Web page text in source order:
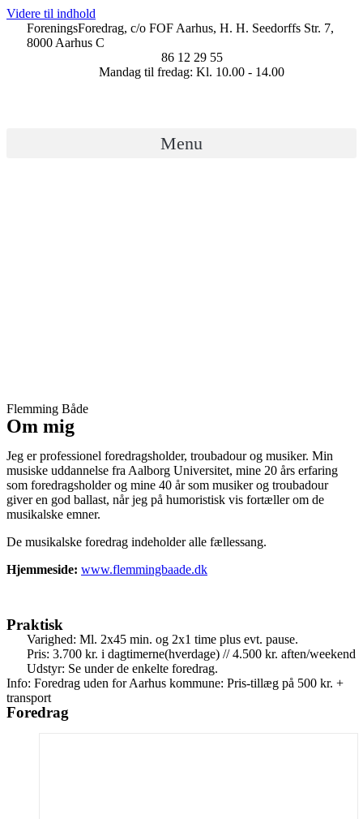
Videre til indhold
ForeningsForedrag, c/o FOF Aarhus, H. H. Seedorffs Str. 7,
8000 Aarhus C
86 12 29 55
Mandag til fredag: Kl. 10.00 - 14.00
Menu
Flemming Både
Om mig
Jeg er professionel foredragsholder, troubadour og musiker. Min
musiske uddannelse fra Aalborg Universitet, mine 20 års erfaring
som foredragsholder og mine 40 år som musiker og troubadour
giver en god ballast, når jeg på humoristisk vis fortæller om de
musikalske emner.
De musikalske foredrag indeholder alle fællessang.
Hjemmeside: www.flemmingbaade.dk
Praktisk
Varighed: Ml. 2x45 min. og 2x1 time plus evt. pause.
Pris: 3.700 kr. i dagtimerne(hverdage) // 4.500 kr. aften/weekend
Udstyr: Se under de enkelte foredrag.
Info: Foredrag uden for Aarhus kommune: Pris-tillæg på 500 kr. +
transport
Foredrag